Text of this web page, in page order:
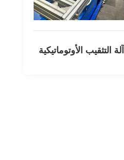
آلة التثقيب الأوتوماتيكية